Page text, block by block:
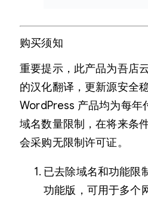
购买须知
重要提示，此产品为吾店
的汉化翻译，更新源安全
WordPress 产品均为每年
域名数量限制，在将来条
会采购无限制许可证。
已去除域名和功能限
功能版，可用于多个